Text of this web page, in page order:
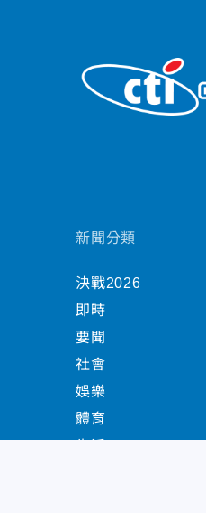
新聞分類
決戰2026
即時
要聞
社會
娛樂
體育